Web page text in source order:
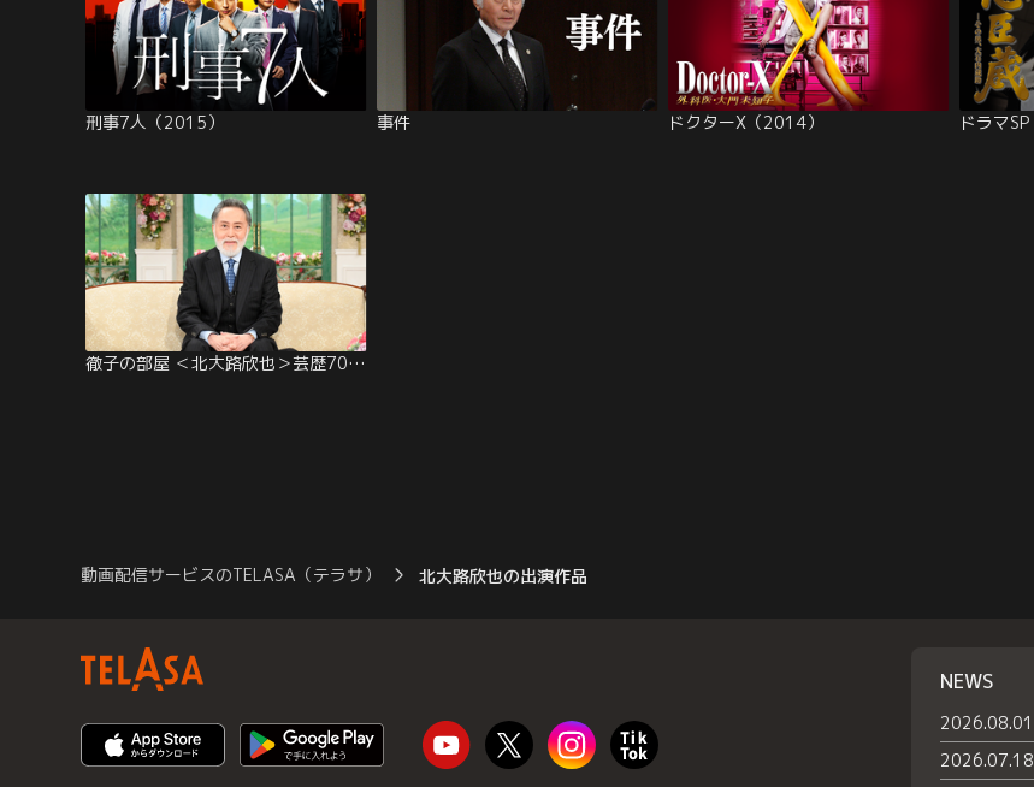
刑事7人（2015） 事件 ドクターX（2014）
徹子の部屋 ＜北大路欣也＞芸歴70年！友の絆に感謝（2026/04/08放送分）
動画配信サービスのTELASA（テラサ） 北大路欣也の出演作品
NEWS
2026.08.01
2026.07.18